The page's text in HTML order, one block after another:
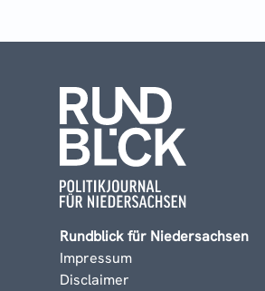
Rundblick für Niedersachsen
Impressum
Disclaimer